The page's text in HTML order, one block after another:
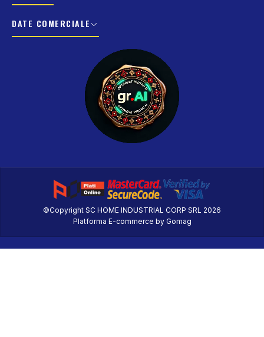
DATE COMERCIALE
©Copyright SC HOME INDUSTRIAL CORP SRL 2026
Platforma E-commerce by Gomag